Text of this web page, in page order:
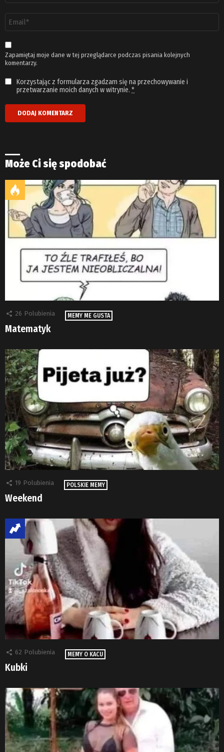
email
*
Zapamiętaj moje dane w tej przeglądarce podczas pisania kolejnych
komentarzy.
Korzystając z formularza zgadzam się na przechowywanie i
przetwarzanie moich danych w witrynie. *
Może Ci się spodobać
26 Polubienia MEMY ME GUSTA
Matematyk
19 Polubienia POLSKIE MEMY
Weekend
62 Polubienia MEMY O KACU
Kubki